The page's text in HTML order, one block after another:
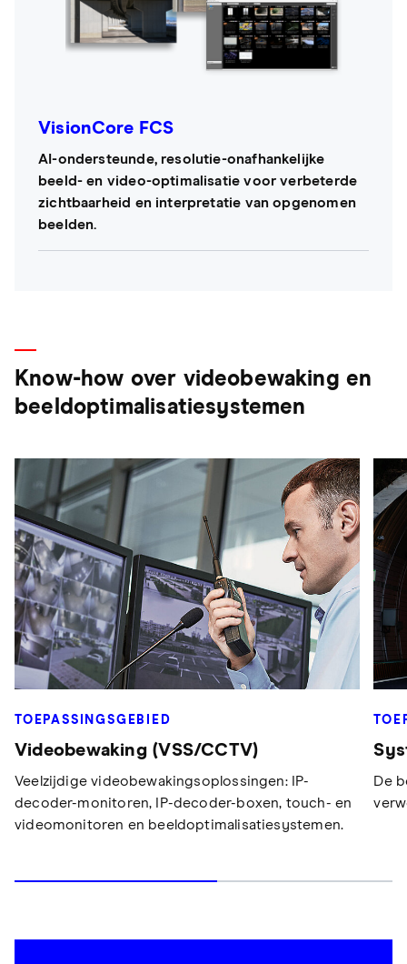
VisionCore FCS
AI-ondersteunde, resolutie-onafhankelijke
beeld- en video-optimalisatie voor verbeterde
zichtbaarheid en interpretatie van opgenomen
beelden.
Know-how over videobewaking en
beeldoptimalisatiesystemen
TOEPASSINGSGEBIED
Videobewaking (VSS/CCTV)
Veelzijdige videobewakingsoplossingen: IP-
decoder-monitoren, IP-decoder-boxen, touch- en
videomonitoren en beeldoptimalisatiesystemen.
De